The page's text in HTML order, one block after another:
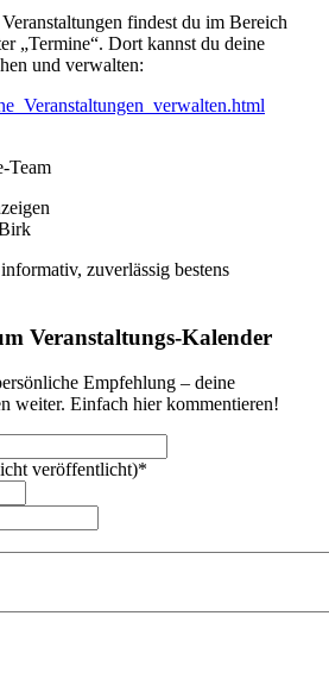
findest du im Bereich
„Termine“. Dort kannst du deine
und verwalten:
Team
zuverlässig bestens
Veranstaltungs-Kalender
Empfehlung – deine
weiter. Einfach hier kommentieren!
veröffentlicht)*